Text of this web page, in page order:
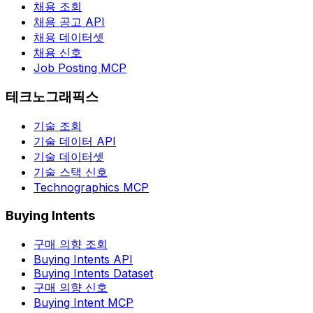
채용 조회
채용 공고 API
채용 데이터셋
채용 신호
Job Posting MCP
테크노그래픽스
기술 조회
기술 데이터 API
기술 데이터셋
기술 스택 신호
Technographics MCP
Buying Intents
구매 의향 조회
Buying Intents API
Buying Intents Dataset
구매 의향 신호
Buying Intent MCP